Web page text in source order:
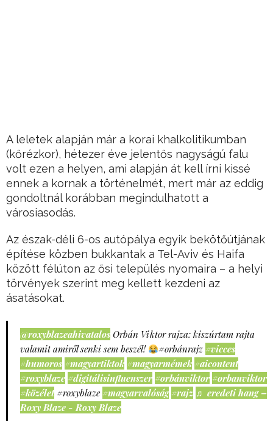
A leletek alapján már a korai khalkolitikumban
(kőrézkor), hétezer éve jelentős nagyságú falu
volt ezen a helyen, ami alapján át kell írni kissé
ennek a kornak a történelmét, mert már az eddig
gondoltnál korábban megindulhatott a
városiasodás.
Az észak-déli 6-os autópálya egyik bekötőútjának
építése közben bukkantak a Tel-Aviv és Haifa
között félúton az ősi település nyomaira – a helyi
törvények szerint meg kellett kezdeni az
ásatásokat.
@roxyblazeahivatalos Orbán Viktor rajza: kiszúrtam rajta
valamit amiről senki sem beszél!
#orbánrajz #vicces
#humoros #magyartiktok #magyarmémek #aicontent
#roxyblaze #digitálisinfluenszer #orbánviktor #orbanviktor
#közélet #roxyblaze #magyarvalóság #rajz ♬ eredeti hang –
Roxy Blaze - Roxy Blaze